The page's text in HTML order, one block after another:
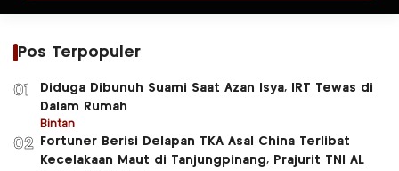
Pos Terpopuler
01
Diduga Dibunuh Suami Saat Azan Isya, IRT Tewas di
Dalam Rumah
Bintan
02
Fortuner Berisi Delapan TKA Asal China Terlibat
Kecelakaan Maut di Tanjungpinang, Prajurit TNI AL